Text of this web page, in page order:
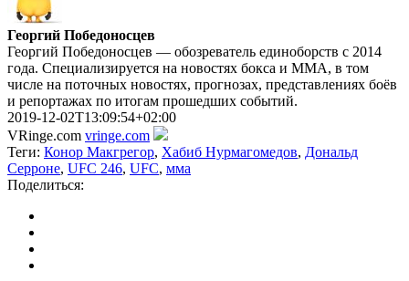
Георгий Победоносцев
Георгий Победоносцев — обозреватель единоборств с 2014
года. Специализируется на новостях бокса и ММА, в том
числе на поточных новостях, прогнозах, представлениях боёв
и репортажах по итогам прошедших событий.
2019-12-02T13:09:54+02:00
VRinge.com vringe.com
Теги: Конор Макгрегор, Хабиб Нурмагомедов, Дональд
Серроне, UFC 246, UFC, мма
Поделиться: